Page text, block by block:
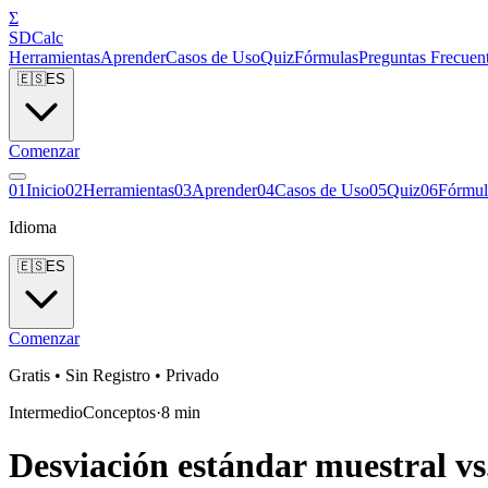
Σ
SDCalc
HerramientasAprenderCasos de UsoQuizFórmulasPreguntas
🇪🇸ES
Comenzar
01Inicio02Herramientas03Aprender04Casos de Uso05Quiz06
Idioma
🇪🇸ES
Comenzar
Gratis • Sin Registro • Privado
IntermedioConceptos·8 min
Desviación estándar muestral